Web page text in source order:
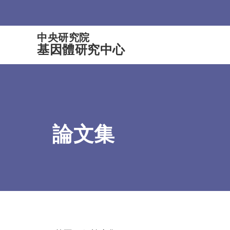
中央研究院
基因體研究中心
論文集